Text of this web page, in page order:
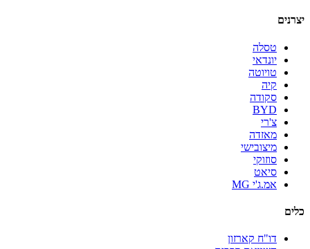
יצרנים
טסלה
יונדאי
טויוטה
קיה
סקודה
BYD
צ'רי
מאזדה
מיצובישי
סוזוקי
סיאט
אמ.ג'י MG
כלים
דו"ח קארזון